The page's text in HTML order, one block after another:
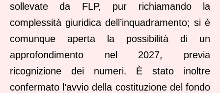
sollevate da FLP, pur richiamando la
complessità giuridica dell’inquadramento; si è
comunque aperta la possibilità di un
approfondimento nel 2027, previa
ricognizione dei numeri. È stato inoltre
confermato l’avvio della costituzione del fondo